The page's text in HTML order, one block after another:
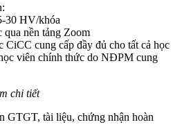
30 HV/khóa
nền tảng Zoom
cung cấp đầy đủ cho tất cả học
viên chính thức do NĐPM cung
chi tiết
GTGT, tài liệu, chứng nhận hoàn